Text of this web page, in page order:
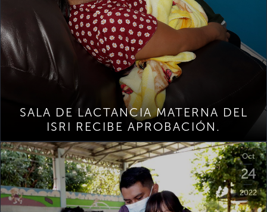
SALA DE LACTANCIA MATERNA DEL
ISRI RECIBE APROBACIÓN.
Oct
24
2022